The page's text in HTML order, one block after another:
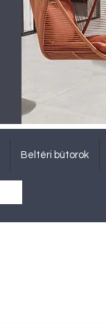
Beltéri bútorok